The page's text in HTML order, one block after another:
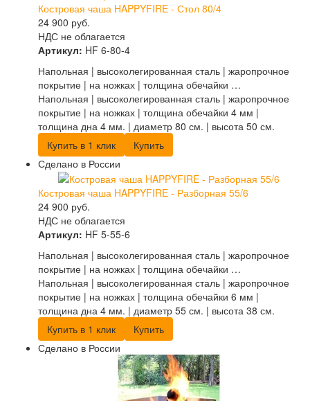
Костровая чаша HAPPYFIRE - Стол 80/4
24 900 руб.
НДС не облагается
Артикул: HF 6-80-4
Напольная | высоколегированная сталь | жаропрочное
покрытие | на ножках | толщина обечайки …
Напольная | высоколегированная сталь | жаропрочное
покрытие | на ножках | толщина обечайки 4 мм |
толщина дна 4 мм. | диаметр 80 см. | высота 50 см.
Купить в 1 клик
Купить
Сделано в России
Костровая чаша HAPPYFIRE - Разборная 55/6
24 900 руб.
НДС не облагается
Артикул: HF 5-55-6
Напольная | высоколегированная сталь | жаропрочное
покрытие | на ножках | толщина обечайки …
Напольная | высоколегированная сталь | жаропрочное
покрытие | на ножках | толщина обечайки 6 мм |
толщина дна 4 мм. | диаметр 55 см. | высота 38 см.
Купить в 1 клик
Купить
Сделано в России